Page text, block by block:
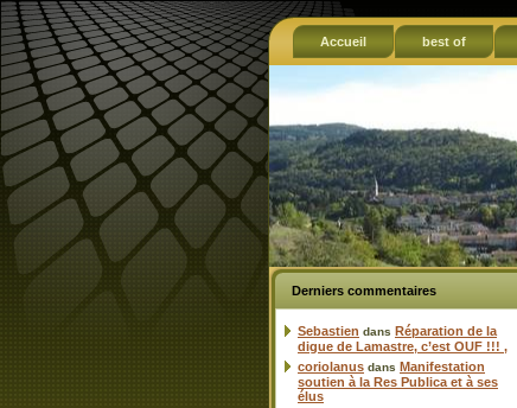
Accueil best of
Derniers commentaires
Sebastien dans Réparation de la
digue de Lamastre, c’est OUF !!! ,
coriolanus dans Manifestation
soutien à la Res Publica et à ses
élus